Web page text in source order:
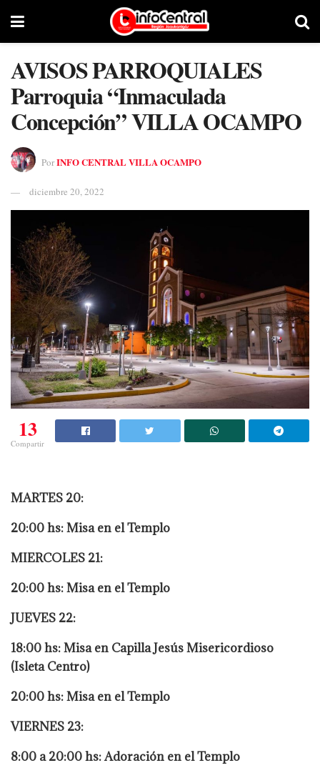
AVISOS PARROQUIALES
Parroquia “Inmaculada
Concepción” VILLA OCAMPO
PorINFO CENTRAL VILLA OCAMPO
diciembre 20, 2022
13
Compartir
MARTES 20:
20:00 hs: Misa en el Templo
MIERCOLES 21:
20:00 hs: Misa en el Templo
JUEVES 22:
18:00 hs: Misa en Capilla Jesús Misericordioso
(Isleta Centro)
20:00 hs: Misa en el Templo
VIERNES 23:
8:00 a 20:00 hs: Adoración en el Templo